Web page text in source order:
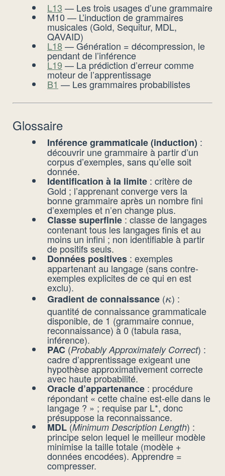
L13 — Les trois usages d’une grammaire
M10 — L’induction de grammaires
musicales (Gold, Sequitur, MDL,
QAVAID)
L18— Génération = décompression, le
pendant de l’inférence
L19 — La prédiction d’erreur comme
moteur de l’apprentissage
B1 — Les grammaires probabilistes
Glossaire
Inférence grammaticale (induction) :
découvrir une grammaire à partir d’un
corpus d’exemples, sans qu’elle soit
donnée.
Identification à la limite : critère de
Gold ; l’apprenant converge vers la
bonne grammaire après un nombre fini
d’exemples et n’en change plus.
Classe superfinie : classe de langages
contenant tous les langages finis et au
moins un infini ; non identifiable à partir
de positifs seuls.
Données positives : exemples
appartenant au langage (sans contre-
exemples explicites de ce qui en est
exclu).
Gradient de connaissance (\kappa
κ) :
quantité de connaissance grammaticale
disponible, de 1 (grammaire connue,
reconnaissance) à 0 (tabula rasa,
inférence).
PAC (Probably Approximately Correct) :
cadre d’apprentissage exigeant une
hypothèse approximativement correcte
avec haute probabilité.
Oracle d’appartenance : procédure
répondant « cette chaîne est-elle dans le
langage ? » ; requise par L*, donc
présuppose la reconnaissance.
MDL (Minimum Description Length) :
principe selon lequel le meilleur modèle
minimise la taille totale (modèle +
données encodées). Apprendre =
compresser.